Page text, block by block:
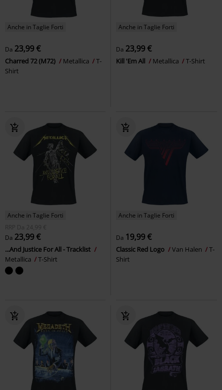
Anche in Taglie Forti
Da 23,99 €
Charred 72 (M72) Metallica
T-
Shirt
Anche in Taglie Forti
Da 23,99 €
Kill 'Em All Metallica T-Shirt
Anche in Taglie Forti
RRP
Da 24,99 €
Da 23,99 €
...And Justice For All - Tracklist
Metallica
T-Shirt
Anche in Taglie Forti
Da 19,99 €
Classic Red Logo Van Halen
T-
Shirt